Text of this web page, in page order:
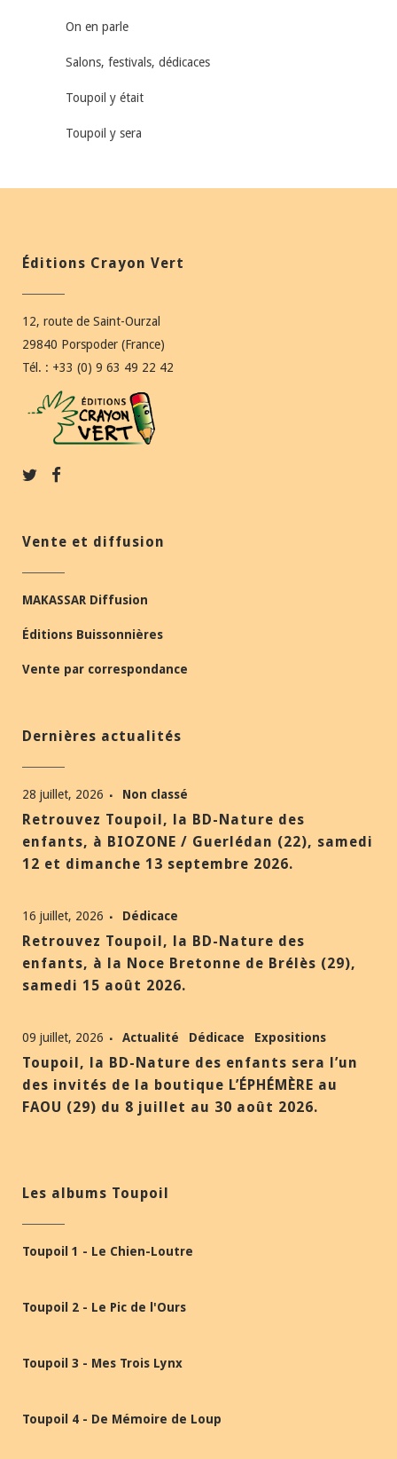
On en parle
Salons, festivals, dédicaces
Toupoil y était
Toupoil y sera
Éditions Crayon Vert
12, route de Saint-Ourzal
29840 Porspoder (France)
Tél. : +33 (0) 9 63 49 22 42
Vente et diffusion
MAKASSAR Diffusion
Éditions Buissonnières
Vente par correspondance
Dernières actualités
28 juillet, 2026 Non classé
Retrouvez Toupoil, la BD-Nature des
enfants, à BIOZONE / Guerlédan (22), samedi
12 et dimanche 13 septembre 2026.
16 juillet, 2026 Dédicace
Retrouvez Toupoil, la BD-Nature des
enfants, à la Noce Bretonne de Brélès (29),
samedi 15 août 2026.
09 juillet, 2026 Actualité Dédicace Expositions
Toupoil, la BD-Nature des enfants sera l’un
des invités de la boutique L’ÉPHÉMÈRE au
FAOU (29) du 8 juillet au 30 août 2026.
Les albums Toupoil
Toupoil 1 - Le Chien-Loutre
Toupoil 2 - Le Pic de l'Ours
Toupoil 3 - Mes Trois Lynx
Toupoil 4 - De Mémoire de Loup